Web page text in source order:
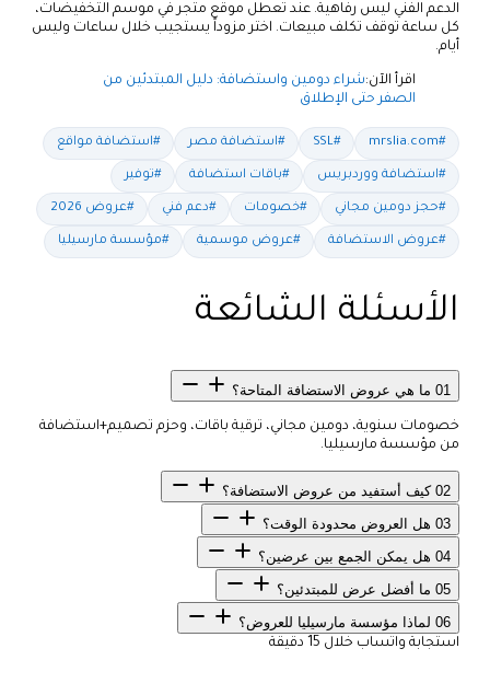
الدعم الفني ليس رفاهية. عند تعطل موقع متجر في موسم التخفيضات،
كل ساعة توقف تكلف مبيعات. اختر مزوداً يستجيب خلال ساعات وليس
أيام.
اقرأ الآن:شراء دومين واستضافة: دليل المبتدئين من
الصفر حتى الإطلاق
#mrslia.com
#SSL #استضافة مصر #استضافة مواقع
#استضافة ووردبريس #باقات استضافة #توفير
#حجز دومين مجاني #خصومات #دعم فني #عروض 2026
#عروض الاستضافة #عروض موسمية #مؤسسة مارسيليا
الأسئلة الشائعة
01 ما هي عروض الاستضافة المتاحة؟
خصومات سنوية، دومين مجاني، ترقية باقات، وحزم تصميم+استضافة
من مؤسسة مارسيليا.
02 كيف أستفيد من عروض الاستضافة؟
03 هل العروض محدودة الوقت؟
04 هل يمكن الجمع بين عرضين؟
05 ما أفضل عرض للمبتدئين؟
06 لماذا مؤسسة مارسيليا للعروض؟
استجابة واتساب خلال 15 دقيقة